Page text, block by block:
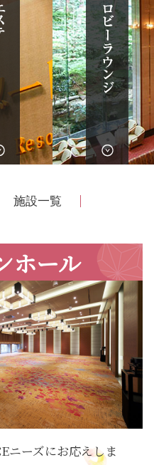
施設一覧
ホール
ニーズにお応えしま